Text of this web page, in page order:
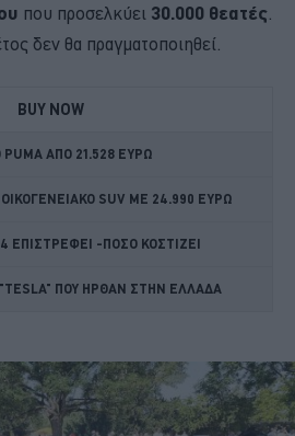
που προσελκύει 30.000 θεατές
δεν θα πραγματοποιηθεί.
BUY NOW
PUMA ΑΠΟ 21.528 ΕΥΡΩ
ΟΙΚΟΓΕΝΕΙΑΚΟ SUV ME 24.990 ΕΥΡΩ
4 ΕΠΙΣΤΡΕΦΕΙ -ΠΟΣΟ ΚΟΣΤΙΖΕΙ
ΠΟΥ ΗΡΘΑΝ ΣΤΗΝ ΕΛΛΑΔΑ